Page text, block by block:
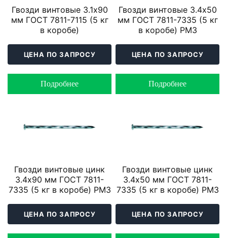
Гвозди винтовые 3.1х90
мм ГОСТ 7811-7115 (5 кг
в коробе)
ЦЕНА ПО ЗАПРОСУ
Подробнее
Гвозди винтовые 3.4х50
мм ГОСТ 7811-7335 (5 кг
в коробе) РМЗ
ЦЕНА ПО ЗАПРОСУ
Подробнее
Гвозди винтовые цинк
3.4х90 мм ГОСТ 7811-
7335 (5 кг в коробе) РМЗ
ЦЕНА ПО ЗАПРОСУ
Гвозди винтовые цинк
3.4х50 мм ГОСТ 7811-
7335 (5 кг в коробе) РМЗ
ЦЕНА ПО ЗАПРОСУ